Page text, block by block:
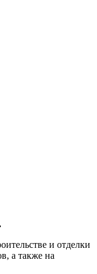
и отделки
а также на